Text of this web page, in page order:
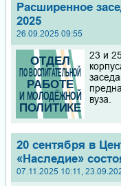
Расширенное
2025
26.09.2025 09:55
23 и
вуза.
20 сентября в
«Наследие»
07.11.2025 10:11,